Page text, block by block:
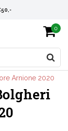
75
AB € 75
0
Arnione 2020